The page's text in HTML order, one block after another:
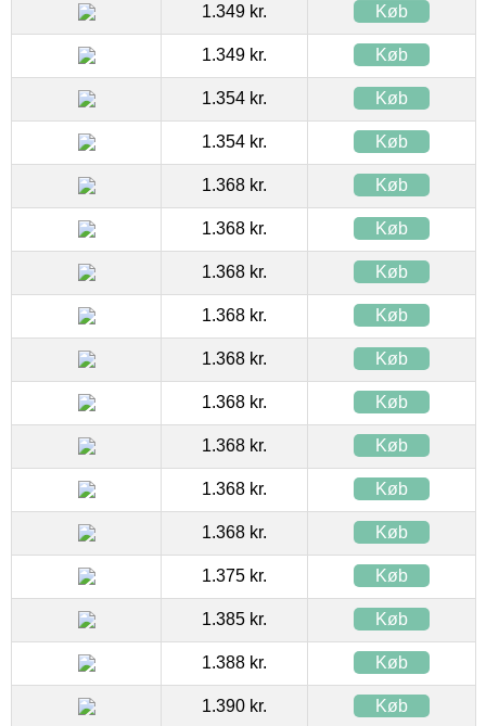
1.349 kr. Køb
1.349 kr. Køb
1.354 kr. Køb
1.354 kr. Køb
1.368 kr. Køb
1.368 kr. Køb
1.368 kr. Køb
1.368 kr. Køb
1.368 kr. Køb
1.368 kr. Køb
1.368 kr. Køb
1.368 kr. Køb
1.368 kr. Køb
1.375 kr. Køb
1.385 kr. Køb
1.388 kr. Køb
1.390 kr. Køb